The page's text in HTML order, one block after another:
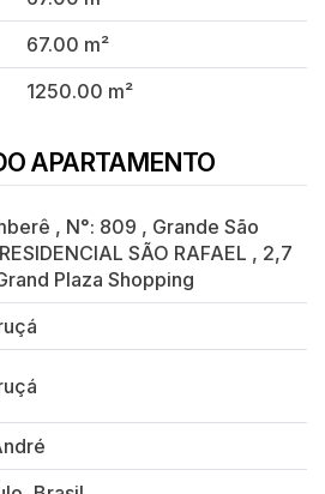
67.00 m²
1250.00 m²
APARTAMENTO
, N°: 809 , Grande São
RESIDENCIAL SÃO RAFAEL , 2,7
Plaza Shopping